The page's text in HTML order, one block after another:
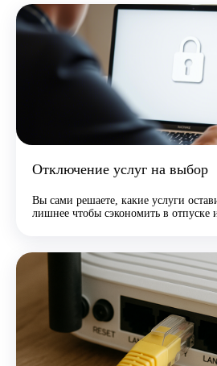
Отключение услуг на выбор
Вы сами решаете, какие услуги
лишнее чтобы сэкономить в отпуске